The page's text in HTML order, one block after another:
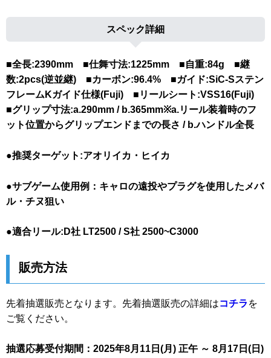
スペック詳細
■全長:2390mm ■仕舞寸法:1225mm ■自重:84g ■継
数:2pcs(逆並継) ■カーボン:96.4% ■ガイド:SiC-Sステン
フレームKガイド仕様(Fuji) ■リールシート:VSS16(Fuji)
■グリップ寸法:a.290mm / b.365mm※a.リール装着時のフ
ット位置からグリップエンドまでの長さ / b.ハンドル全長
●推奨ターゲット:アオリイカ・ヒイカ
●サブゲーム使用例：キャロの遠投やプラグを使用したメバ
ル・チヌ狙い
●適合リール:D社 LT2500 / S社 2500~C3000
販売方法
先着抽選販売となります。先着抽選販売の詳細はコチラ を
ご覧ください。
抽選応募受付期間：2025年8月11日(月) 正午 ～ 8月17日(日)